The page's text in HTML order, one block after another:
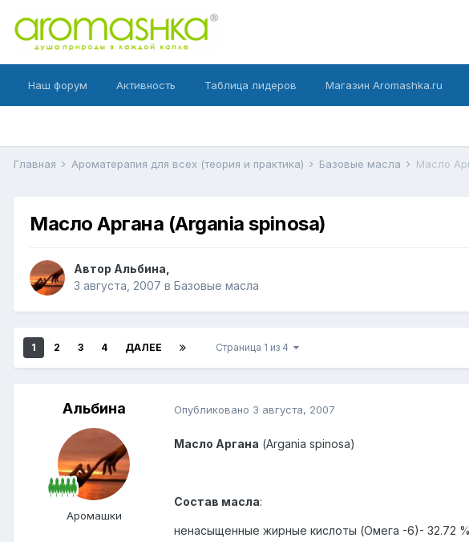
Наш форум Активность Таблица лидеров Магазин Aromashka.ru
Главная Ароматерапия для всех (теория и практика) Базовые масла Масло
Масло Аргана (Argania spinosa)
Автор Альбина
3 августа, 2007 в Базовые масла
1 2 3 4 ДАЛЕЕ Страница 1 из 4
Альбина
Аромашки
Опубликовано 3 августа, 2007
Масло Аргана (Argania spinosa)
Состав масла:
ненасыщенные жирные кислоты (Омега -6)- 32.72